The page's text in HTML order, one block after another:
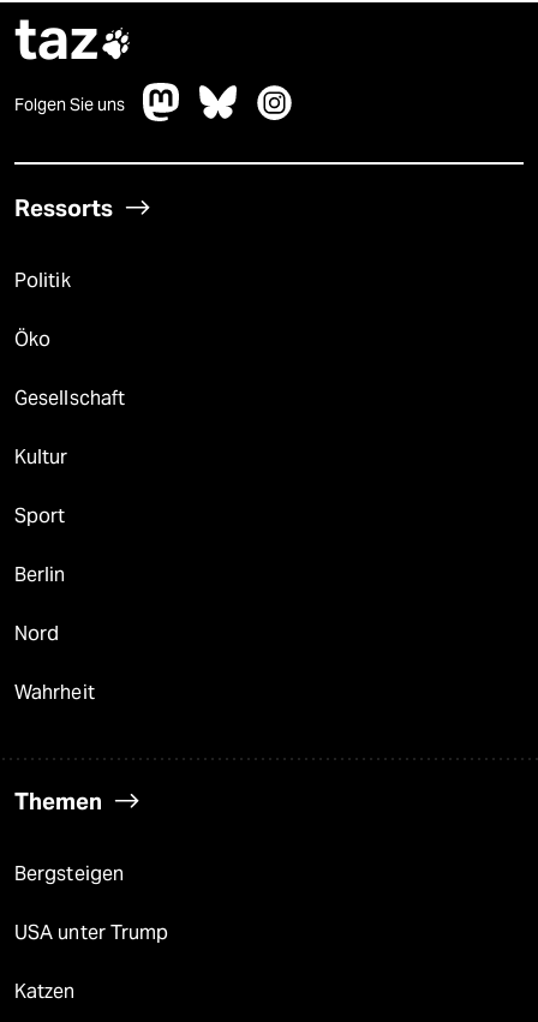
taz
Folgen Sie uns
Ressorts
Politik
Öko
Gesellschaft
Kultur
Sport
Berlin
Nord
Wahrheit
Themen
Bergsteigen
USA unter Trump
Katzen